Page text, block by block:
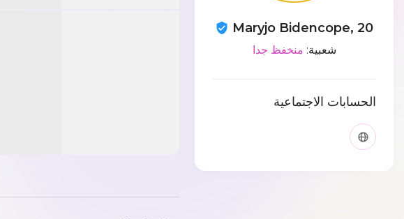
Maryjo Bidencope, 20
شعبية: منخفظ جدا
الحسابات الاجتماعية